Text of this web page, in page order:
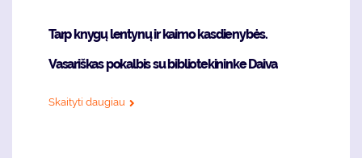
Tarp knygų lentynų ir kaimo kasdienybės.
Vasariškas pokalbis su bibliotekininke Daiva
Skaityti daugiau